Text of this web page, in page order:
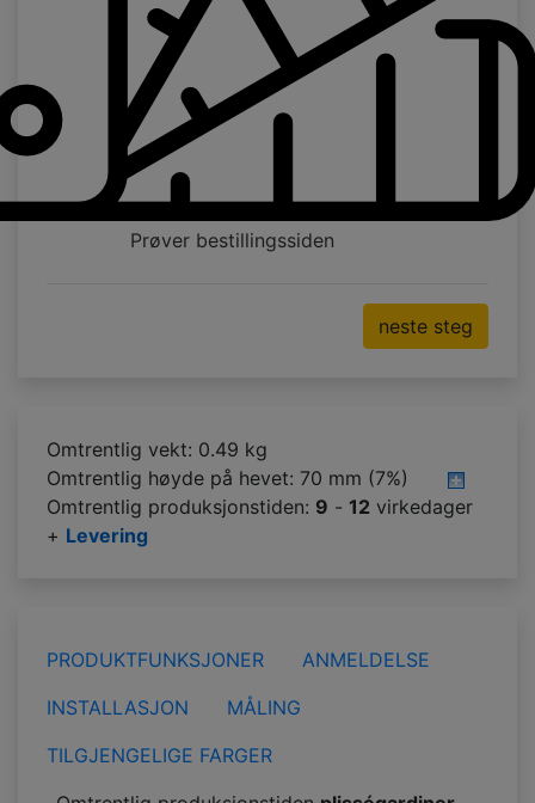
Prøver bestillingssiden
neste steg
Omtrentlig vekt: 0.49 kg
Omtrentlig høyde på hevet: 70 mm (7%)
Omtrentlig produksjonstiden: 9 - 12 virkedager
+ Levering
PRODUKTFUNKSJONER
ANMELDELSE
INSTALLASJON
MÅLING
TILGJENGELIGE FARGER